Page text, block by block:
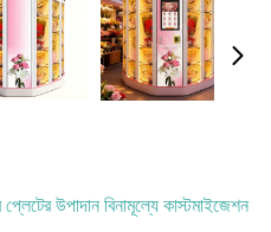
উপাদান বিনামূল্যে কাস্টমাইজেশন